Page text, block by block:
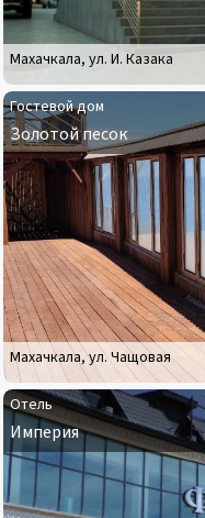
Махачкала, ул. И. Казака
Гостевой дом
Золотой песок
Гостевой
дом
Золотой
песок
Махачкала,ул. Чащовая
Отель
Империя
Отель
Империя